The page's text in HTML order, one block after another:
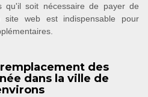
qu'il soit nécessaire de payer de
web est indispensable pour
des
dans la ville de